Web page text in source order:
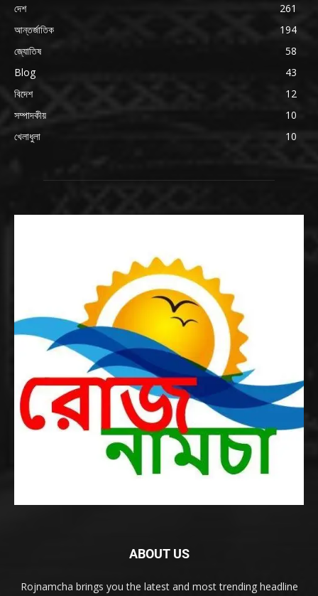
দেশ
261
আন্তর্জাতিক
194
জ্যোতিষ
58
Blog
43
বিদেশ
12
সম্পাদকীয়
10
খেলাধুলা
10
ABOUT US
Rojnamcha brings you the latest and most trending headline